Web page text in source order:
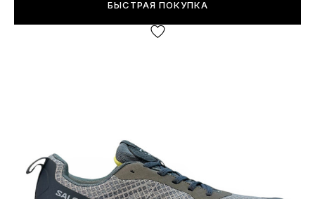
БЫСТРАЯ ПОКУПКА